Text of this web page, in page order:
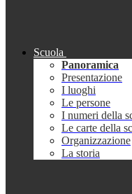
Scuola
Panoramica
Presentazione
I luoghi
Le persone
I numeri della
Le carte della
Organizzazione
La storia